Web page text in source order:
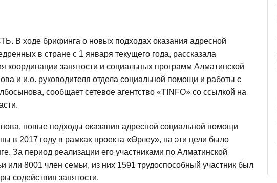
ходе брифинга о новых подходах оказания адресной
в стране с 1 января текущего года, рассказала
координации занятости и социальных программ Алматинской
и и.о. руководителя отдела социальной помощи и работы с
сообщает сетевое агентство «TINFO» со ссылкой на
новые подходы оказания адресной социальной помощи
в 2017 году в рамках проекта «Өрлеу», на эти цели было
За период реализации его участниками по Алматинской
или 8001 член семьи, из них 1591 трудоспособный участник был
содействия занятости.